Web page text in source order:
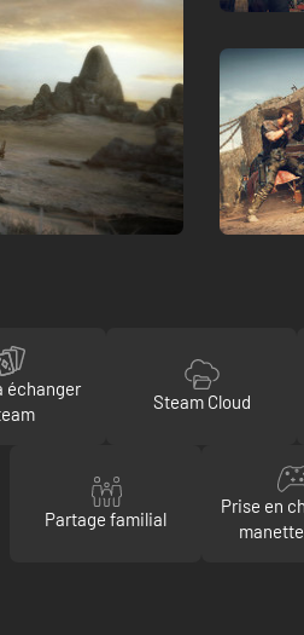
échanger
Steam Cloud
Partage familial
Prise en